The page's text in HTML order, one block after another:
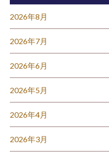
2026年8月
2026年7月
2026年6月
2026年5月
2026年4月
2026年3月